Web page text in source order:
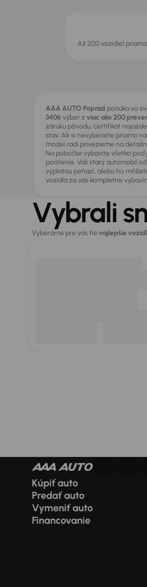
Až 200 vozidiel priamo
AAA AUTO Poprad ponúka vo
3406 výber zviac ako 200
záruku pôvodu, certifikát
stav. Ak si nevyberiete priamo
model radi privezieme na
Na pobočke vybavíte všetko
poistenie. Váš starý automobil
výplatou peňazí, alebo ho
vozidla za vás kompletne
Vybrali
Vyberáme pre vás tie najlepšie
Kúpiť auto
Predať auto
Vymeniť auto
Financovanie